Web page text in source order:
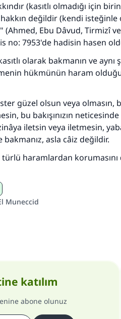
(kasıtlı olmadığı için
değildir (kendi
(Ahmed, Ebu Dâvud, Tirmizî
no: 7953'de hadisin hasen
olarak bakmanın ve aynı
hükmünün haram
güzel olsun veya olmasın,
bu bakışınızın
iletsin veya iletmesin,
asla câiz değildir.
haramlardan
Muneccid
katılım
abone olunuz